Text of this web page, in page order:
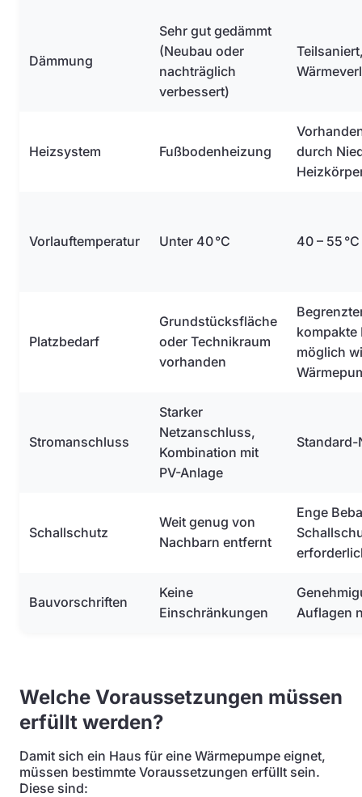
Dämmung
Sehr gut gedämmt
(Neubau oder
nachträglich
verbessert)
Heizsystem Fußbodenheizung
durch
Vorlauftemperatur Unter 40 °C 40 – 55 °C
Platzbedarf
Grundstücksfläche
oder Technikraum
vorhanden
kompakte
möglich
Stromanschluss
Starker
Netzanschluss,
Kombination mit
PV-Anlage
Schallschutz
Weit genug von
Nachbarn entfernt
Enge
Bauvorschriften
Keine
Einschränkungen
Auflagen
Welche Voraussetzungen müssen
erfüllt werden?
Damit sich ein Haus für eine Wärmepumpe eignet,
müssen bestimmte Voraussetzungen erfüllt sein.
Diese sind: